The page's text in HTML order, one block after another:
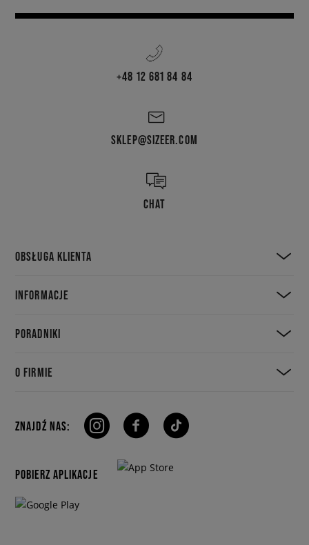
+48 12 681 84 84
SKLEP@SIZEER.COM
CHAT
OBSŁUGA KLIENTA
INFORMACJE
PORADNIKI
O FIRMIE
ZNAJDŹ NAS:
POBIERZ APLIKACJE